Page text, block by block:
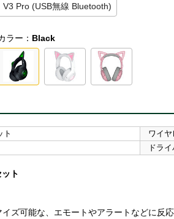
V3 Pro (USB無線 Bluetooth)
ラー： Black
ト ワイ
ドラ
ト
ズ可能な、エモートやアラートなどに